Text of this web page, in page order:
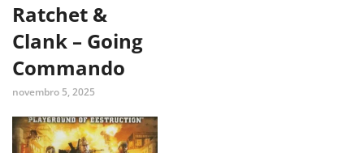
Ratchet &
Clank – Going
Commando
novembro 5, 2025